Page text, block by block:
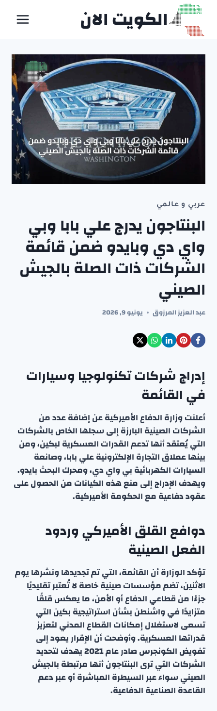
التجاوز
المحتوى
الكويت الان
عربي و عالمي
البنتاجون يدرج علي بابا وبي
واي دي وبايدو ضمن قائمة
الشركات ذات الصلة بالجيش
الصيني
عبد العزيز المرزوق يونيو 9, 2026
إدراج شركات تكنولوجيا وسيارات
في القائمة
أعلنت وزارة الدفاع الأميركية عن إضافة عدد من
الشركات الصينية البارزة إلى سجلها الخاص بالشركات
التي يُعتقد أنها تدعم القدرات العسكرية لبكين، ومن
بينها عملاق التجارة الإلكترونية علي بابا، وصانعة
السيارات الكهربائية بي واي دي، ومحرك البحث بايدو.
ويهدف الإدراج إلى منع هذه الكيانات من الحصول على
عقود دفاعية مع الحكومة الأميركية.
دوافع القلق الأميركي وردود
الفعل الصينية
تؤكد الوزارة أن القائمة، التي تم تجديدها ونشرها يوم
الاثنين، تضم مؤسسات صينية خاصة لا تُعتبر تقليديًا
جزءًا من قطاعي الدفاع أو الأمن، ما يعكس قلقًا
متزايدًا في واشنطن بشأن استراتيجية بكين التي
تسعى لاستغلال إمكانات القطاع المدني لتعزيز
قدراتها العسكرية. وأوضحت أن الإقرار يعود إلى
تفويض الكونجرس صادر عام 2021 يهدف لتحديد
الشركات التي ترى البنتاجون أنها مرتبطة بالجيش
الصيني سواء عبر السيطرة المباشرة أو عبر دعم
القاعدة الصناعية الدفاعية.